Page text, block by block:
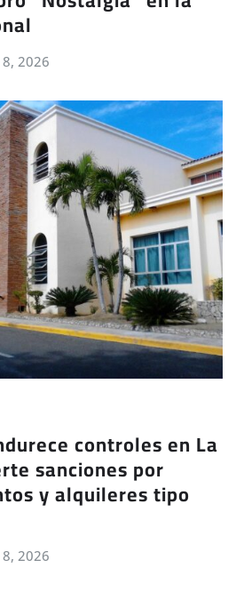
2026
controles en La
sanciones por
y alquileres tipo
2026